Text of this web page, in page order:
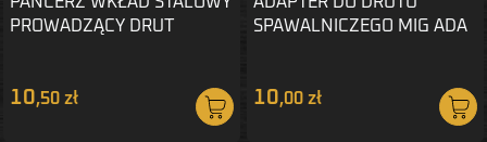
PROWADZĄCY DRUT
10,50 zł
SPAWALNICZEGO MIG ADA
10,00 zł